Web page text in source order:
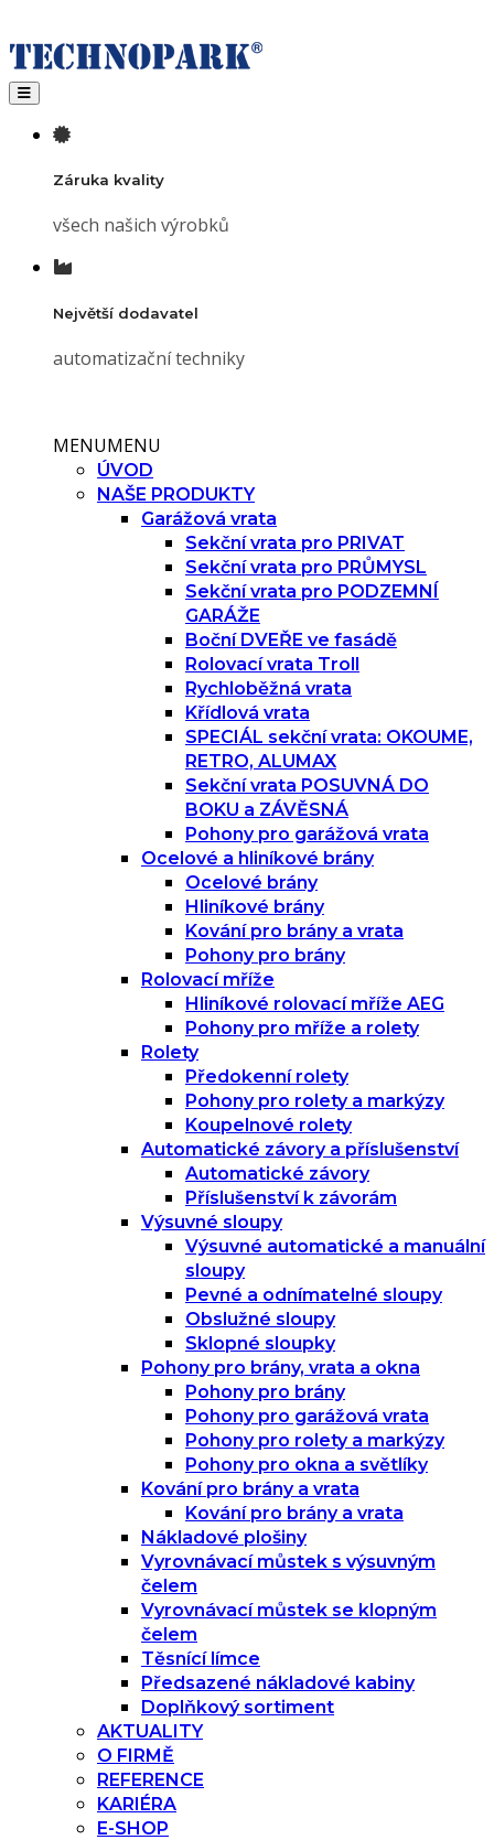
Toggle navigation
Záruka kvality
všech našich výrobků
Největší dodavatel
automatizační techniky
MENUMENU
ÚVOD
NAŠE PRODUKTY
Garážová vrata
Sekční vrata pro PRIVAT
Sekční vrata pro PRŮMYSL
Sekční vrata pro PODZEMNÍ
GARÁŽE
Boční DVEŘE ve fasádě
Rolovací vrata Troll
Rychloběžná vrata
Křídlová vrata
SPECIÁL sekční vrata: OKOUME,
RETRO, ALUMAX
Sekční vrata POSUVNÁ DO
BOKU a ZÁVĚSNÁ
Pohony pro garážová vrata
Ocelové a hliníkové brány
Ocelové brány
Hliníkové brány
Kování pro brány a vrata
Pohony pro brány
Rolovací mříže
Hliníkové rolovací mříže AEG
Pohony pro mříže a rolety
Rolety
Předokenní rolety
Pohony pro rolety a markýzy
Koupelnové rolety
Automatické závory a příslušenství
Automatické závory
Příslušenství k závorám
Výsuvné sloupy
Výsuvné automatické a manuální
sloupy
Pevné a odnímatelné sloupy
Obslužné sloupy
Sklopné sloupky
Pohony pro brány, vrata a okna
Pohony pro brány
Pohony pro garážová vrata
Pohony pro rolety a markýzy
Pohony pro okna a světlíky
Kování pro brány a vrata
Kování pro brány a vrata
Nákladové plošiny
Vyrovnávací můstek s výsuvným
čelem
Vyrovnávací můstek se klopným
čelem
Těsnící límce
Předsazené nákladové kabiny
Doplňkový sortiment
AKTUALITY
O FIRMĚ
REFERENCE
KARIÉRA
E-SHOP